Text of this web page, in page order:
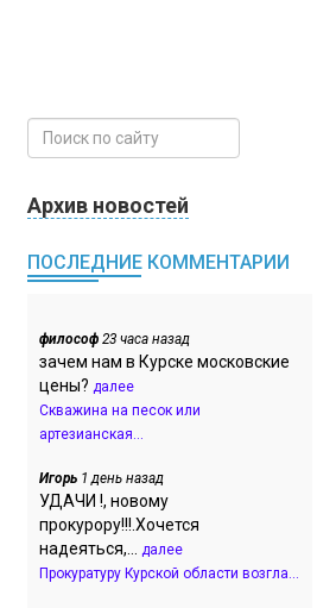
Архив новостей
ПОСЛЕДНИЕ КОММЕНТАРИИ
философ 23 часа назад
зачем нам в Курске московские
цены? далее
Скважина на песок или
артезианская...
Игорь 1 день назад
УДАЧИ !, новому
прокурору!!!.Хочется
надеяться,... далее
Прокуратуру Курской области возгла...